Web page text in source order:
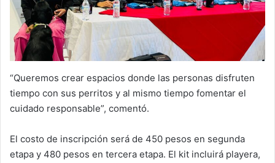
“Queremos crear espacios donde las personas disfruten
tiempo con sus perritos y al mismo tiempo fomentar el
cuidado responsable”, comentó.
El costo de inscripción será de 450 pesos en segunda
etapa y 480 pesos en tercera etapa. El kit incluirá playera,